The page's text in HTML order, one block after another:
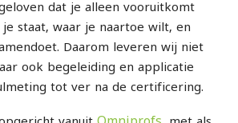
dat je alleen vooruitkomt
staat, waar je naartoe wilt, en
Daarom leveren wij niet
ook begeleiding en applicatie
tot ver na de certificering.